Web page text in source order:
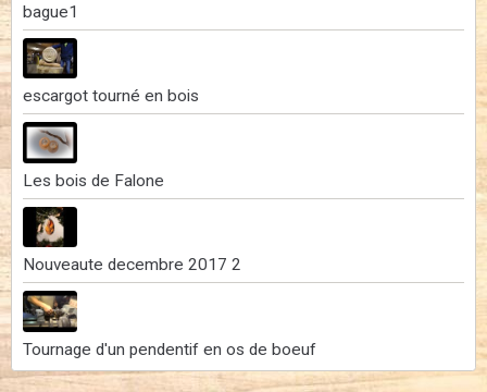
bague1
escargot tourné en bois
Les bois de Falone
Nouveaute decembre 2017 2
Tournage d'un pendentif en os de boeuf